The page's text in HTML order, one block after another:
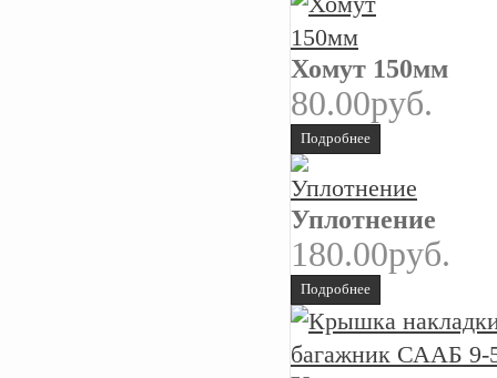
Хомут 150мм
80.00руб.
Подробнее
Уплотнение
180.00руб.
Подробнее